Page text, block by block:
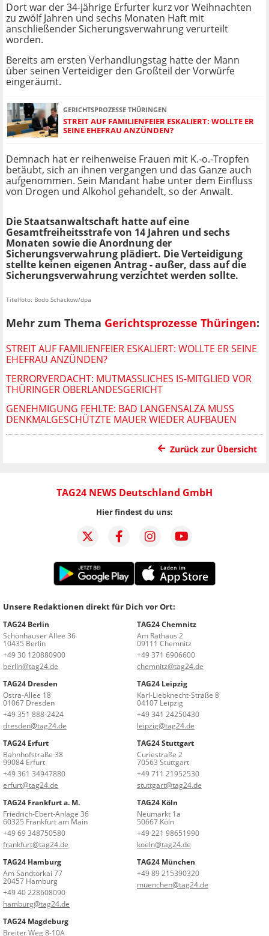
Dort war der 34-jährige Erfurter kurz vor Weihnachten
zu zwölf Jahren und sechs Monaten Haft mit
anschließender Sicherungsverwahrung verurteilt
worden.
Bereits am ersten Verhandlungstag hatte der Mann
über seinen Verteidiger den Großteil der Vorwürfe
eingeräumt.
GERICHTSPROZESSE THÜRINGEN
STREIT AUF FAMILIENFEIER ESKALIERT: WOLLTE ER
SEINE EHEFRAU ANZÜNDEN?
Demnach hat er reihenweise Frauen mit K.-o.-Tropfen
betäubt, sich an ihnen vergangen und das Ganze auch
aufgenommen. Sein Mandant habe unter dem Einfluss
von Drogen und Alkohol gehandelt, so der Anwalt.
Die Staatsanwaltschaft hatte auf eine
Gesamtfreiheitsstrafe von 14 Jahren und sechs
Monaten sowie die Anordnung der
Sicherungsverwahrung plädiert. Die Verteidigung
stellte keinen eigenen Antrag - außer, dass auf die
Sicherungsverwahrung verzichtet werden sollte.
Titelfoto: Bodo Schackow/dpa
Mehr zum Thema Gerichtsprozesse Thüringen:
STREIT AUF FAMILIENFEIER ESKALIERT: WOLLTE ER SEINE
EHEFRAU ANZÜNDEN?
TERRORVERDACHT: MUTMASSLICHES IS-MITGLIED VOR T
HÜRINGER OBERLANDESGERICHT
GENEHMIGUNG FEHLTE: BAD LANGENSALZA MUSS
DENKMALGESCHÜTZTE MAUER WIEDER AUFBAUEN
Zurück zur Übersicht
TAG24 NEWS Deutschland GmbH
Hier findest du uns:
Unsere Redaktionen direkt für Dich vor Ort:
TAG24 Berlin
Schönhauser Allee 36
10435 Berlin
+49 30 120880900
berlin@tag24.de
TAG24 Chemnitz
Am Rathaus 2
09111 Chemnitz
+49 371 6906600
chemnitz@tag24.de
TAG24 Dresden
Ostra-Allee 18
01067 Dresden
+49 351 888-2424
dresden@tag24.de
TAG24 Leipzig
Karl-Liebknecht-Straße 8
04107 Leipzig
+49 341 24250430
leipzig@tag24.de
TAG24 Erfurt
Bahnhofstraße 38
99084 Erfurt
+49 361 34947880
erfurt@tag24.de
TAG24 Stuttgart
Curiestraße 2
70563 Stuttgart
+49 711 21952530
stuttgart@tag24.de
TAG24 Frankfurt a. M.
Friedrich-Ebert-Anlage 36
60325 Frankfurt am Main
+49 69 348750580
frankfurt@tag24.de
TAG24 Köln
Neumarkt 1a
50667 Köln
+49 221 98651990
koeln@tag24.de
TAG24 Hamburg
Am Sandtorkai 77
20457 Hamburg
+49 40 228608090
hamburg@tag24.de
TAG24 München
+49 89 215390320
muenchen@tag24.de
TAG24 Magdeburg
Breiter Weg 8-10A